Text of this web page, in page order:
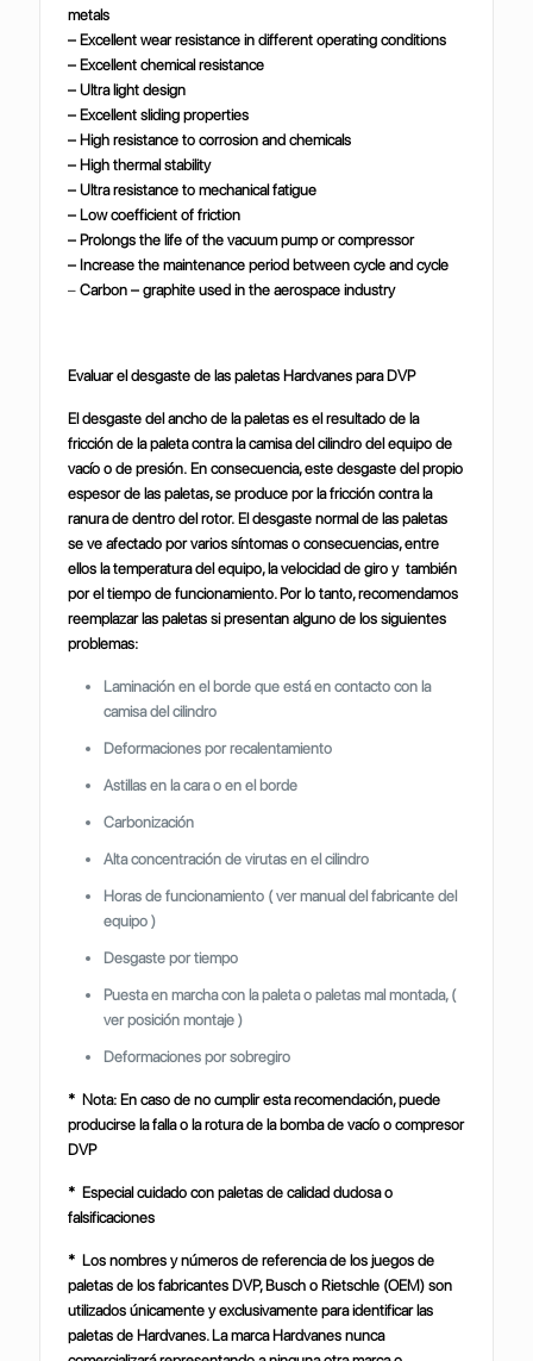
metals
– Excellent wear resistance in different operating conditions
– Excellent chemical resistance
– Ultra light design
– Excellent sliding properties
– High resistance to corrosion and chemicals
– High thermal stability
– Ultra resistance to mechanical fatigue
– Low coefficient of friction
– Prolongs the life of the vacuum pump or compressor
– Increase the maintenance period between cycle and cycle
– Carbon – graphite used in the aerospace industry
Evaluar el desgaste de las paletas Hardvanes para DVP
El desgaste del ancho de la paletas es el resultado de la
fricción de la paleta contra la camisa del cilindro del equipo de
vacío o de presión. En consecuencia, este desgaste del propio
espesor de las paletas, se produce por la fricción contra la
ranura de dentro del rotor. El desgaste normal de las paletas
se ve afectado por varios síntomas o consecuencias, entre
ellos la temperatura del equipo, la velocidad de giro y también
por el tiempo de funcionamiento. Por lo tanto, recomendamos
reemplazar las paletas si presentan alguno de los siguientes
problemas:
Laminación en el borde que está en contacto con la
camisa del cilindro
Deformaciones por recalentamiento
Astillas en la cara o en el borde
Carbonización
Alta concentración de virutas en el cilindro
Horas de funcionamiento ( ver manual del fabricante del
equipo )
Desgaste por tiempo
Puesta en marcha con la paleta o paletas mal montada, (
ver posición montaje )
Deformaciones por sobregiro
* Nota: En caso de no cumplir esta recomendación, puede
producirse la falla o la rotura de la bomba de vacío o compresor
DVP
* Especial cuidado con paletas de calidad dudosa o
falsificaciones
* Los nombres y números de referencia de los juegos de
paletas de los fabricantes DVP, Busch o Rietschle (OEM) son
utilizados únicamente y exclusivamente para identificar las
paletas de Hardvanes. La marca Hardvanes nunca